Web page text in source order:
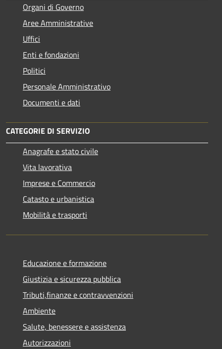
Organi di Governo
Aree Amministrative
Uffici
Enti e fondazioni
Politici
Personale Amministrativo
Documenti e dati
CATEGORIE DI SERVIZIO
Anagrafe e stato civile
Vita lavorativa
Imprese e Commercio
Catasto e urbanistica
Mobilità e trasporti
Educazione e formazione
Giustizia e sicurezza pubblica
Tributi,finanze e contravvenzioni
Ambiente
Salute, benessere e assistenza
Autorizzazioni